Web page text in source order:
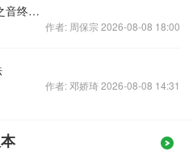
《火影大人》风声导演助阵 妖之音终审启动
作者: 周保宗 2026-08-08 18:00
作者: 邓娇琦 2026-08-08 14:31